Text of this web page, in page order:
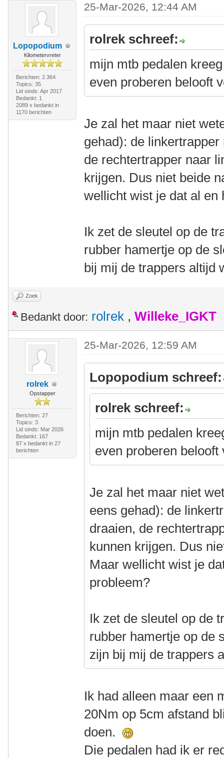
Lopopodium
Kilometervreter
Berichten: 2.364
Topics: 35
Lid sinds: Apr 2017
Bedankt: 1
2089 x bedankt in
1170 berichten
25-Mar-2026, 12:44 AM
rolrek schreef:
mijn mtb pedalen
even proberen belooft
Je zal het maar niet
gehad): de
de rechtertrapper naar
krijgen. Dus niet beide
wellicht wist je dat al en
Ik zet de sleutel op de
rubber hamertje op de
bij mij de trappers altijd
Zoek
Bedankt door: rolrek , Willeke_IGKT
rolrek
Opstapper
Berichten: 27
Topics: 3
Lid sinds: Mar 2026
Bedankt: 167
87 x bedankt in 27
berichten
25-Mar-2026, 12:59 AM
Lopopodium schreef:
rolrek schreef:
mijn mtb pedalen
even proberen belooft
Je zal het maar niet
eens gehad): de
draaien, de
kunnen krijgen. Dus
Maar wellicht wist je
probleem?
Ik zet de sleutel op de
rubber hamertje op de
zijn bij mij de trappers
Ik had alleen maar een
20Nm op 5cm afstand
doen.
Die pedalen had ik er